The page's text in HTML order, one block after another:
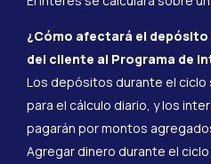
¿Cómo afectará el
del cliente al Programa de
Los depósitos durante el ciclo
para el cálculo diario, y los
pagarán por montos
Agregar dinero durante el